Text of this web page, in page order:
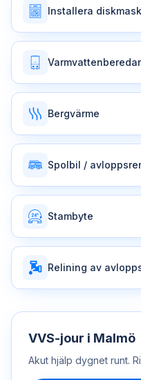
Installera
Bergvärme
Spolbil /
Stambyte
Relining av
VVS-jour i Malmö
Akut hjälp dygnet runt.